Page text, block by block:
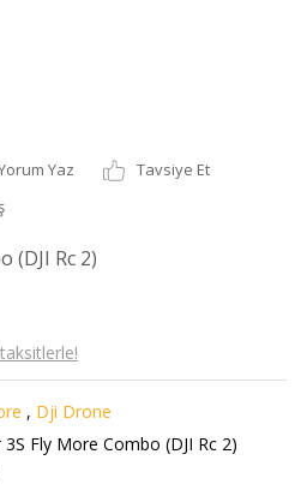
Yaz
Tavsiye Et
(DJI Rc 2)
, Dji Drone
3S Fly More Combo (DJI Rc 2)